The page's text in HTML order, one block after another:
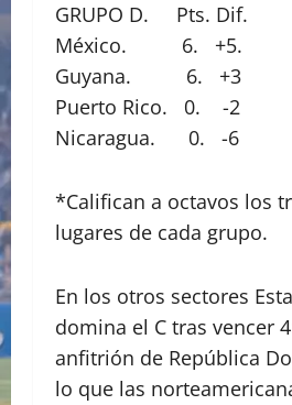
GRUPO D. Pts. Dif.
México. 6. +5.
Guyana. 6. +3
Puerto Rico. 0. -2
Nicaragua. 0. -6
*Califican a octavos los
lugares de cada grupo.
En los otros sectores
domina el C tras vencer
anfitrión de República
lo que las